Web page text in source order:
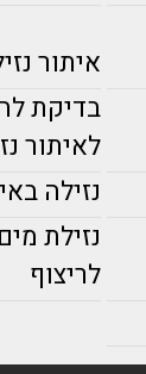
איתור
בדיקת
לאיתור
נזילה
נזילת
לריצוף